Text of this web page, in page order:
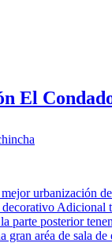
El
urbanización
parte posterior
aréa de sala